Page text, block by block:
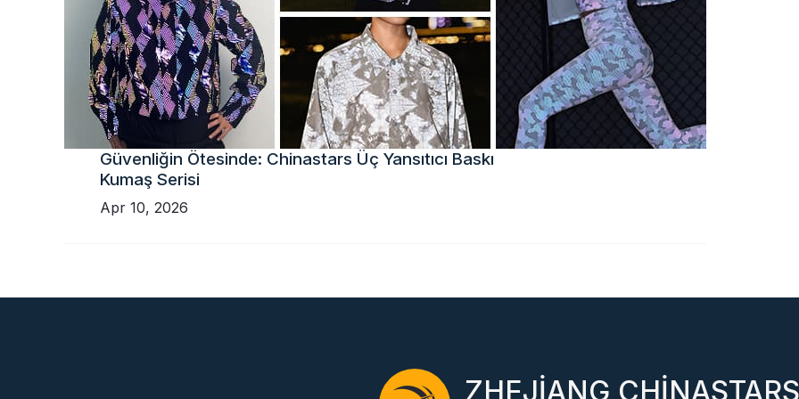
Güvenliğin Ötesinde: Chinastars Üç Yansıtıcı Baskı
Kumaş Serisi
Apr 10, 2026
ZHEJIANG